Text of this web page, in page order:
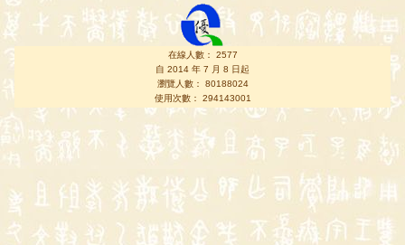
在線人數： 2577
自 2014 年 7 月 8 日起
瀏覽人數： 80188024
使用次數： 294143001